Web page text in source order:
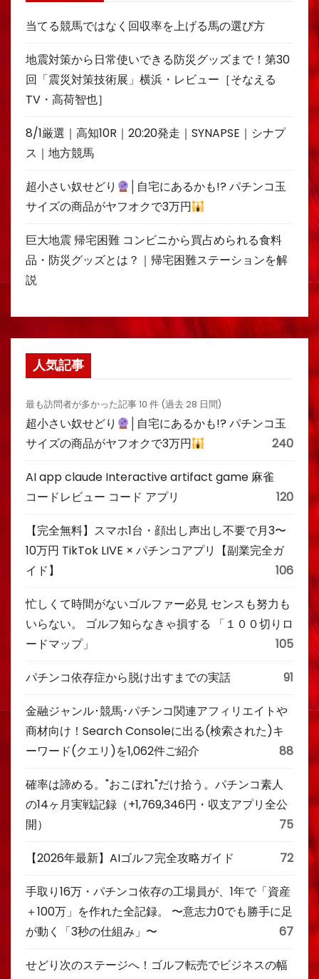
当てる競馬ではなく回収率を上げる馬の選び方
地震対策から日常使いできる防災グッズまで！第30
回「震災対策技術展」横浜・レビュー［そなえる
TV・高荷智也］
8/1厳選｜高知10R｜20:20発走｜SYNAPSE｜シナプ
ス｜地方競馬
超小さい奴せどり
│自宅にあるかも!? パチンコ玉
サイズの商品がヤフオクで3万円
巨大地震 帰宅困難 コンビニから買占められる食料
品・防災グッズとは？｜帰宅困難ステーションを解
説
人気記事
最も訪問者が多かった記事 10 件 (過去 28 日間)
超小さい奴せどり
│自宅にあるかも!? パチンコ玉
サイズの商品がヤフオクで3万円
240
AI app claude Interactive artifact game 麻雀
コードレビュー コード アプリ
120
【完全無料】スマホ1台・顔出し声出し不要で月3〜
10万円 TikTok LIVE × パチンコアプリ【副業完全ガ
イド】
106
忙しくて時間がないゴルファー必見 センスも努力も
いらない。 ゴルフ知らなきゃ損する 「１００切りロ
ードマップ」
105
パチンコ依存症から脱け出すまでの実話 91
金融ジャンル･競馬･パチンコ関連アフィリエイトや
商材向け！Search Consoleに出る(検索された)キ
ーワード(クエリ)を1,062件ご紹介
88
確率は諦める。"おこぼれ"だけ拾う。パチンコ素人
の14ヶ月実戦記録（+1,769,346円・収支アプリ全公
開）
75
【2026年最新】AIゴルフ完全攻略ガイド 72
手取り16万・パチンコ依存の工場員が、1年で「資産
＋100万」を作れた全記録。 〜意志力0でも勝手に足
が動く「3秒の仕組み」〜
67
せどり次のステージへ！ゴルフ転売でビジネスの幅